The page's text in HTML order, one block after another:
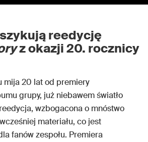
reedycję
z okazji 20. rocznicy
mija 20 lat od premiery
grupy, już niebawem światło
wzbogacona o mnóstwo
materiału, co jest
fanów zespołu. Premiera